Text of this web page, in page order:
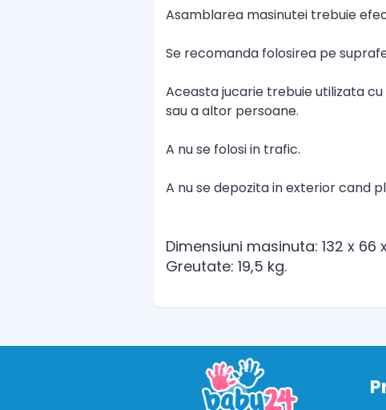
Asamblarea masinutei trebuie
Se recomanda folosirea pe
Aceasta jucarie trebuie utilizata
sau a altor persoane.
A nu se folosi in trafic.
A nu se depozita in exterior cand
Dimensiuni masinuta: 132 x 66
Greutate: 19,5 kg.